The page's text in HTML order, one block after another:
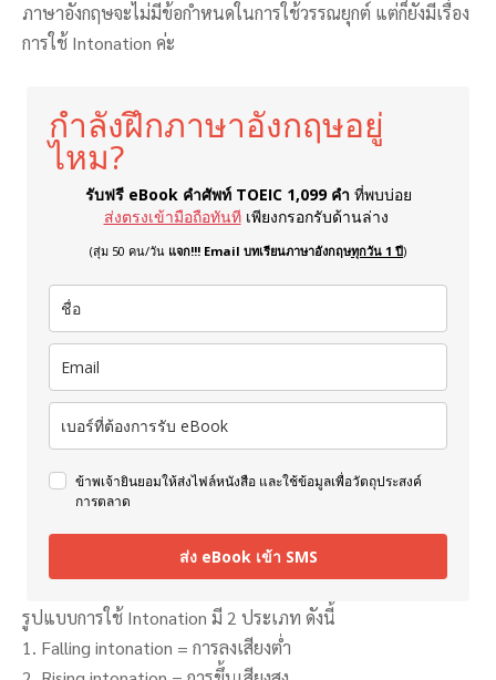
ภาษาอังกฤษจะไม่มีข้อกำหนดในการใช้วรรณยุกต์ แต่ก็ยังมีเรื่อง
การใช้ Intonation ค่ะ
กำลังฝึกภาษาอังกฤษอยู่
ไหม?
รับฟรี eBook คำศัพท์ TOEIC 1,099 คำ ที่พบบ่อย
ส่งตรงเข้ามือถือทันที เพียงกรอกรับด้านล่าง
(สุ่ม 50 คน/วัน แจก!!! Email บทเรียนภาษาอังกฤษทุกวัน 1 ปี)
ข้าพเจ้ายินยอมให้ส่งไฟล์หนังสือ และใช้ข้อมูลเพื่อวัตถุประสงค์
การตลาด
ส่ง eBook เข้า SMS
รูปแบบการใช้ Intonation มี­ 2 ประเภท ดังนี้
1. Falling intonation = การลงเสียงต่ำ